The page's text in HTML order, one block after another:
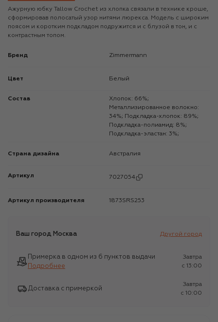
Ажурную юбку Tallow Crochet из хлопка связали в технике кроше,
сформировав полосатый узор нитями люрекса. Модель с широким
поясом и коротким подкладом подружится и с блузой в тон, и с
контрастным топом.
Бренд Zimmermann
Цвет Белый
Состав
Хлопок: 66%;
Металлизированное волокно:
34%; Подкладка-хлопок: 89%;
Подкладка-полиамид: 8%;
Подкладка-эластан: 3%;
Страна дизайна Австралия
Артикул 7027054
Артикул производителя 1873SRS253
Ваш город Москва Другой город
Примерка в одном из 6 пунктов выдачи
Подробнее
Завтра
c 13:00
Доставка с примеркой
Завтра
c 10:00